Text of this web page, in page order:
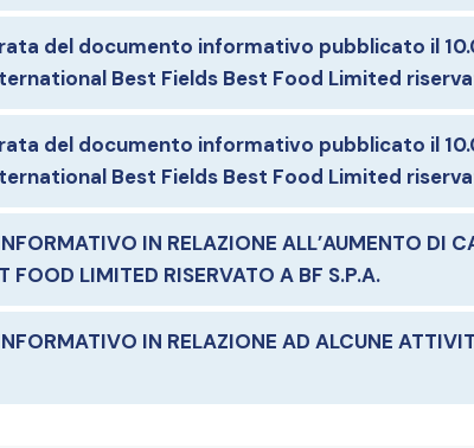
del documento informativo pubblicato il
Best Fields Best Food Limited
del documento informativo pubblicato il
Best Fields Best Food Limited
IN RELAZIONE ALL’AUMENTO DI
FOOD LIMITED RISERVATO A BF S.P.A.
IN RELAZIONE AD ALCUNE